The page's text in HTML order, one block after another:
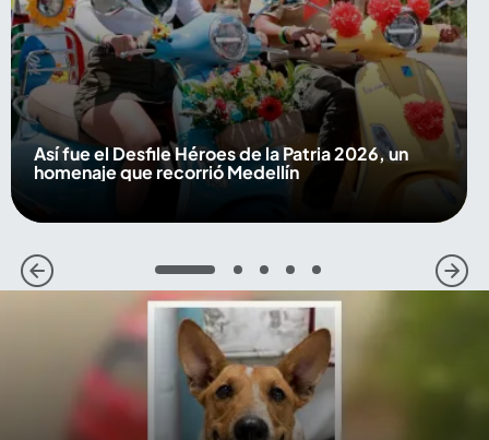
Así fue el Desfile Héroes de la Patria 2026, un
homenaje que recorrió Medellín
1 2 3 4 5